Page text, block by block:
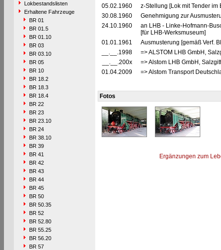
Lokbestandslisten
Erhaltene Fahrzeuge
BR 01
BR 01.5
BR 01.10
BR 03
BR 03.10
BR 05
BR 10
BR 18.2
BR 18.3
BR 18.4
BR 22
BR 23
BR 23.10
BR 24
BR 38.10
BR 39
BR 41
BR 42
BR 43
BR 44
BR 45
BR 50
BR 50.35
BR 52
BR 52.80
BR 55.25
BR 56.20
BR 57
05.02.1960
z-Stellung [Lok mit Tender im
30.08.1960
Genehmigung zur
24.10.1960
an LHB - Linke-Hofmann-
[für LHB-Werksmuseum]
01.01.1961
Ausmusterung [gemäß Verf.
__.__.1998
=> ALSTOM LHB GmbH,
__.__.200x
=> Alstom LHB GmbH,
01.04.2009
=> Alstom Transport
Fotos
Ergänzungen zum